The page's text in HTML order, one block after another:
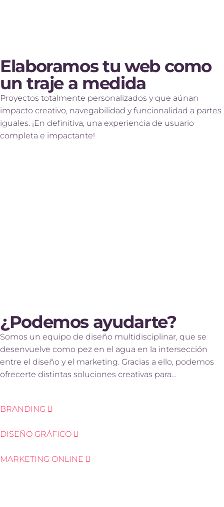
Elaboramos tu web como
un traje a medida
Proyectos totalmente personalizados y que aúnan
impacto creativo, navegabilidad y funcionalidad a partes
iguales. ¡En definitiva, una experiencia de usuario
completa e impactante!
¿Podemos ayudarte?
Somos un equipo de diseño multidisciplinar, que se
desenvuelve como pez en el agua en la intersección
entre el diseño y el marketing. Gracias a ello, podemos
ofrecerte distintas soluciones creativas para…
BRANDING
DISEÑO GRÁFICO
MARKETING ONLINE